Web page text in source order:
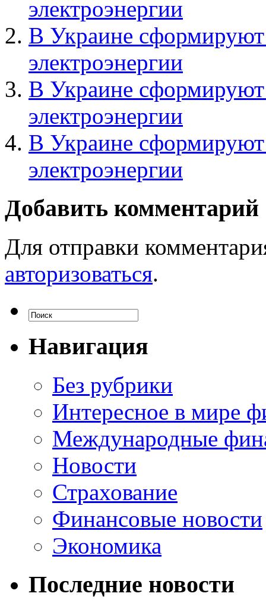
электроэнергии
В Украине сформируют
электроэнергии
В Украине сформируют
электроэнергии
В Украине сформируют
электроэнергии
Добавить комментарий
Для отправки
авторизоваться.
Навигация
Без рубрики
Интересное в мире
Международные
Новости
Страхование
Финансовые новости
Экономика
Последние новости